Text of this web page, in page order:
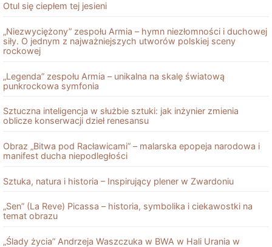
Otul się ciepłem tej jesieni
„Niezwyciężony” zespołu Armia – hymn niezłomności i duchowej
siły. O jednym z najważniejszych utworów polskiej sceny
rockowej
„Legenda” zespołu Armia – unikalna na skalę światową
punkrockowa symfonia
Sztuczna inteligencja w służbie sztuki: jak inżynier zmienia
oblicze konserwacji dzieł renesansu
Obraz „Bitwa pod Racławicami” – malarska epopeja narodowa i
manifest ducha niepodległości
Sztuka, natura i historia – Inspirujący plener w Zwardoniu
„Sen” (La Reve) Picassa – historia, symbolika i ciekawostki na
temat obrazu
„Ślady życia” Andrzeja Waszczuka w BWA w Hali Urania w